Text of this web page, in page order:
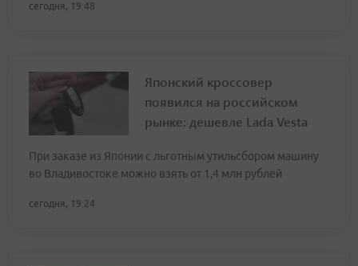
сегодня, 19:48
Японский кроссовер
появился на российском
рынке: дешевле Lada Vesta
При заказе из Японии с льготным утильсбором машину
во Владивостоке можно взять от 1,4 млн рублей
сегодня, 19:24